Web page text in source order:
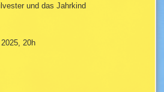
und das Jahrkind
20h